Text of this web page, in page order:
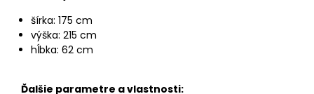
šírka: 175 cm
výška: 215 cm
hĺbka: 62 cm
Ďalšie parametre a vlastnosti: